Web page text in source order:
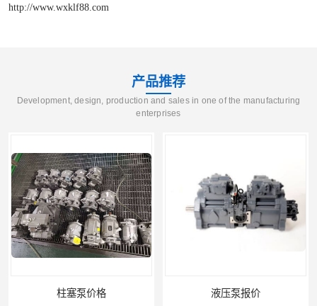
http://www.wxklf88.com
产品推荐
Development, design, production and sales in one of the manufacturing
enterprises
液压泵报价 液压泵价格